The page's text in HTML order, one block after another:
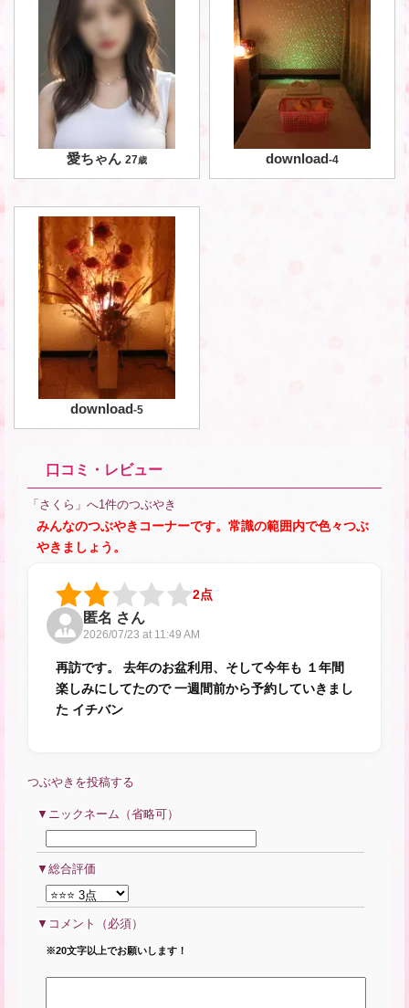
愛ちゃん 27歳 download-4
download-5
口コミ・レビュー
「さくら」へ1件のつぶやき
みんなのつぶやきコーナーです。常識の範囲内で色々つぶ
やきましょう。
2点
匿名 さん
2026/07/23 at 11:49 AM
再訪です。 去年のお盆利用、そして今年も １年間
楽しみにしてたので 一週間前から予約していきまし
た イチバン
つぶやきを投稿する
ニックネーム（省略可）
総合評価
コメント （必須）
※20文字以上でお願いします！